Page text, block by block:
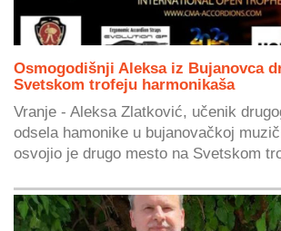
Osmogodišnji Aleksa iz Bujanovca
Svetskom trofeju harmonikaša
Vranje - Aleksa Zlatković, učenik
odsela hamonike u bujanovačkoj
osvojio je drugo mesto na Svetskom